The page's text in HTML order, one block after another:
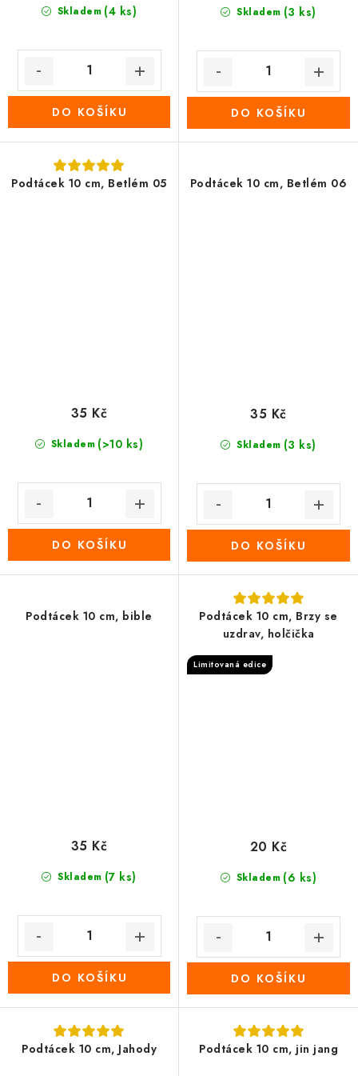
Skladem (4 ks)
DO KOŠÍKU
Skladem (3 ks)
DO KOŠÍKU
Podtácek 10 cm, Betlém 05
Skladem (>10 ks)
35 Kč
DO KOŠÍKU
Podtácek 10 cm, Betlém 06
Skladem (3 ks)
35 Kč
DO KOŠÍKU
Podtácek 10 cm, bible
Skladem (7 ks)
35 Kč
DO KOŠÍKU
Podtácek 10 cm, Brzy se
uzdrav, holčička
Limitovaná edice
Skladem (6 ks)
20 Kč
DO KOŠÍKU
Podtácek 10 cm, Jahody Podtácek 10 cm, jin jang